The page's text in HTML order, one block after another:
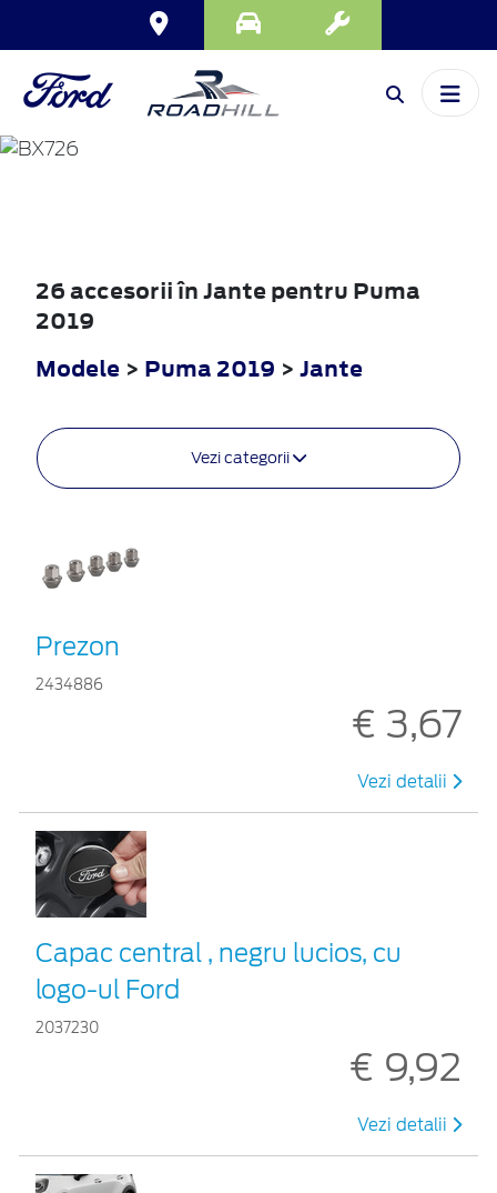
PUMA
26 accesorii în Jante pentru Puma
2019
Modele > Puma 2019 > Jante
Vezi categorii
Prezon
2434886
€ 3,67
Vezi detalii
Capac central , negru lucios, cu
logo-ul Ford
2037230
€ 9,92
Vezi detalii